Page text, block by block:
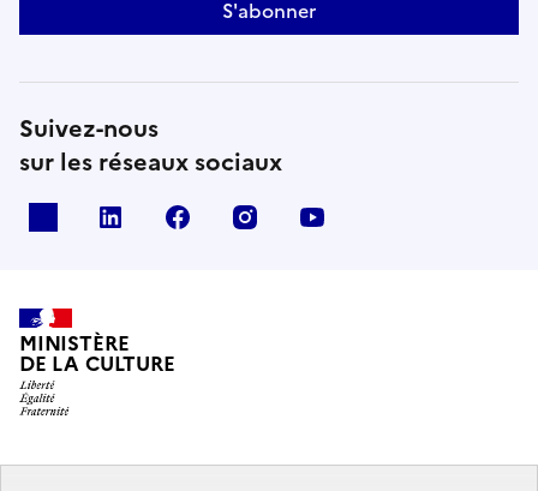
S'abonner
Suivez-nous
sur les réseaux sociaux
linkedin facebook instagram
MINISTÈRE
DE LA CULTURE